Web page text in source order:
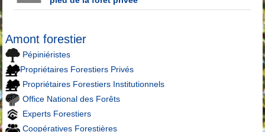
Amont forestier
Pépiniéristes
Propriétaires Forestiers Privés
Propriétaires Forestiers Institutionnels
Office National des Forêts
Experts Forestiers
Coopératives Forestières